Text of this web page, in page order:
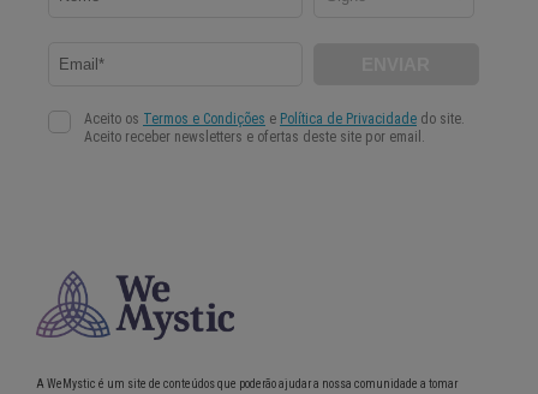
A WeMystic é um site de conteúdos que poderão ajudar a nossa comunidade a tomar